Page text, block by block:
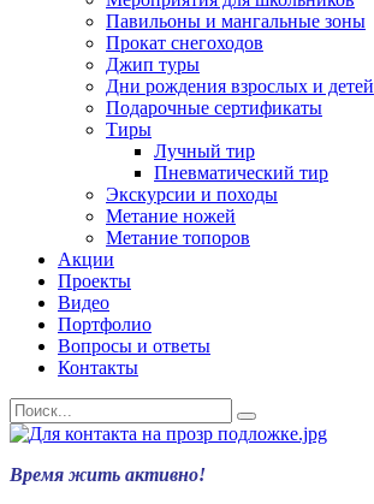
Павильоны и мангальные зоны
Прокат снегоходов
Джип туры
Дни рождения взрослых и детей
Подарочные сертификаты
Тиры
Лучный тир
Пневматический тир
Экскурсии и походы
Метание ножей
Метание топоров
Акции
Проекты
Видео
Портфолио
Вопросы и ответы
Контакты
Время жить активно!